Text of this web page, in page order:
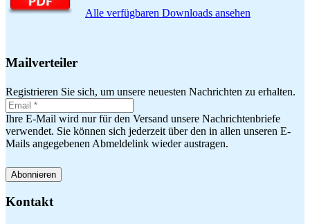
Alle verfügbaren Downloads ansehen
Mailverteiler
Registrieren Sie sich, um unsere neuesten Nachrichten zu erhalten.
Ihre E-Mail wird nur für den Versand unsere Nachrichtenbriefe
verwendet. Sie können sich jederzeit über den in allen unseren E-
Mails angegebenen Abmeldelink wieder austragen.
Kontakt